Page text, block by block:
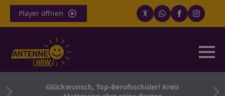
Player öffnen
Glückwunsch, Top-Berufsschüler! Kreis